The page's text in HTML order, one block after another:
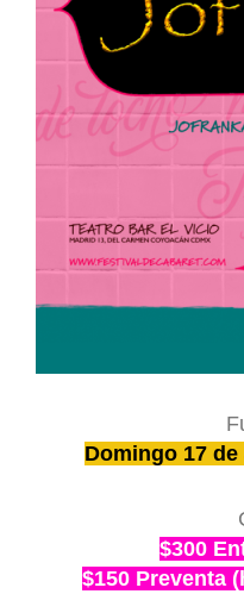
Domingo 17
$300
$150 Preventa